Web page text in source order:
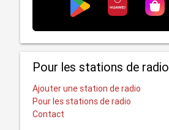
Pour les stations de radio
Ajouter une station de radio
Pour les stations de radio
Contact